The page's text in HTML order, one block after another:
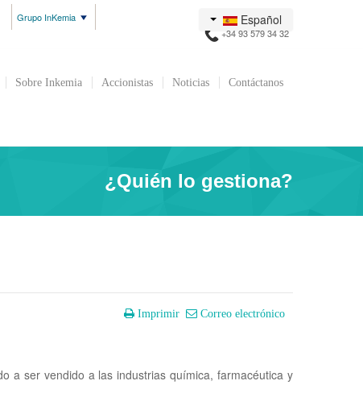
Español
+34 93 579 34 32
Grupo InKemia
Sobre Inkemia Accionistas Noticias Contáctanos
¿Quién lo gestiona?
Imprimir Correo electrónico
a ser vendido a las industrias química, farmacéutica y